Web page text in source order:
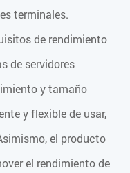
terminales.
de rendimiento
de servidores
y tamaño
y flexible de usar,
el producto
el rendimiento de